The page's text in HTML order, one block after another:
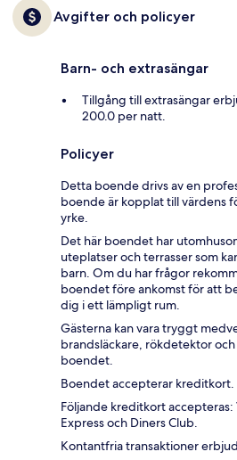
Avgifter och policyer
Barn- och extrasängar
Tillgång till extrasängar
200.0 per natt.
Policyer
Detta boende drivs av en
boende är kopplat till värdens
yrke.
Det här boendet har
uteplatser och terrasser som
barn. Om du har frågor
boendet före ankomst för att
dig i ett lämpligt rum.
Gästerna kan vara tryggt
brandsläckare, rökdetektor
boendet.
Boendet accepterar
Följande kreditkort
Express och Diners Club.
Kontantfria transaktioner